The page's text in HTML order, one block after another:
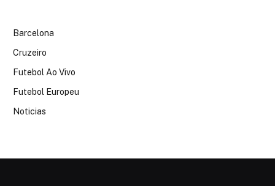
Barcelona
Cruzeiro
Futebol Ao Vivo
Futebol Europeu
Noticias